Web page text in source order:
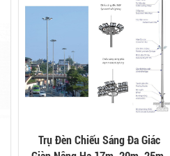
Trụ Đèn Chiếu Sáng Đa Giác